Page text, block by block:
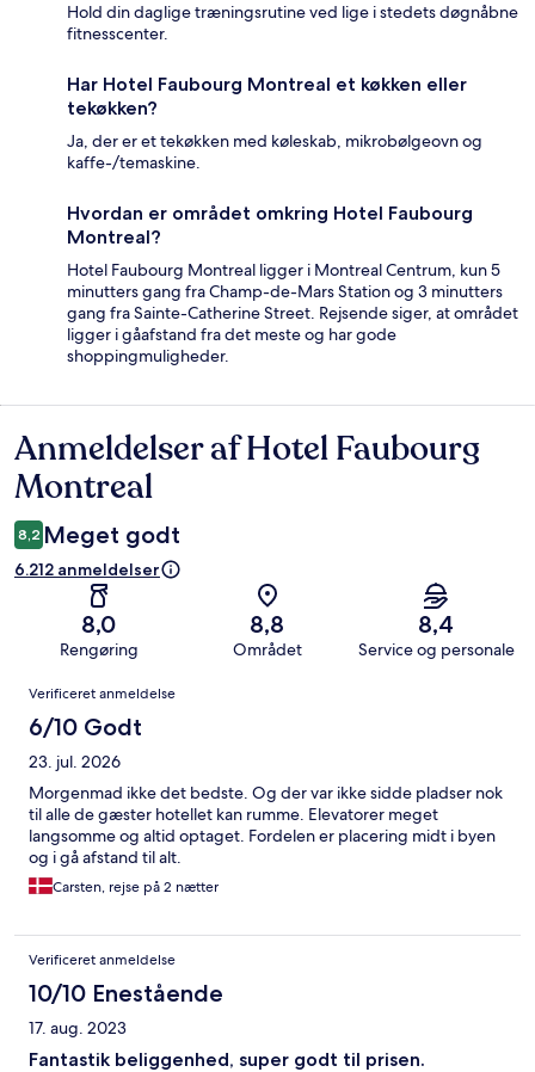
Hold din daglige træningsrutine ved lige i stedets døgnåbne
fitnesscenter.
Har Hotel Faubourg Montreal et køkken eller
tekøkken?
Ja, der er et tekøkken med køleskab, mikrobølgeovn og
kaffe-/temaskine.
Hvordan er området omkring Hotel Faubourg
Montreal?
Hotel Faubourg Montreal ligger i Montreal Centrum, kun 5
minutters gang fra Champ-de-Mars Station og 3 minutters
gang fra Sainte-Catherine Street. Rejsende siger, at området
ligger i gåafstand fra det meste og har gode
shoppingmuligheder.
Anmeldelser
Anmeldelser af Hotel Faubourg
Montreal
8,2 Meget godt
6.212 anmeldelser
8,0
Rengøring
8,8
Området
8,4
Service og personale
Anmeldelser
Verificeret anmeldelse
6/10 Godt
23. jul. 2026
Morgenmad ikke det bedste. Og der var ikke sidde pladser nok
til alle de gæster hotellet kan rumme. Elevatorer meget
langsomme og altid optaget. Fordelen er placering midt i byen
og i gå afstand til alt.
Carsten, rejse på 2 nætter
Verificeret anmeldelse
10/10 Enestående
17. aug. 2023
Fantastik beliggenhed, super godt til prisen.